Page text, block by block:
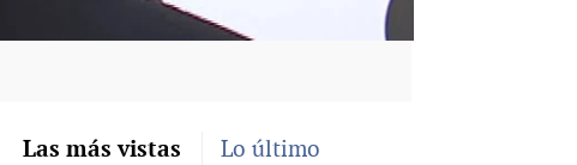
Las más vistas Lo último